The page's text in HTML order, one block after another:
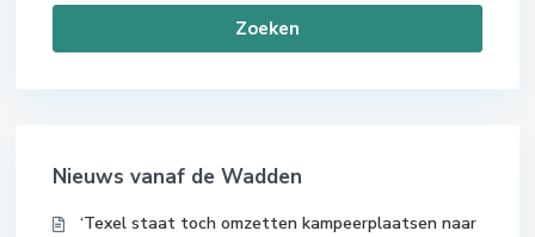
Zoeken
Nieuws vanaf de Wadden
‘Texel staat toch omzetten kampeerplaatsen naar